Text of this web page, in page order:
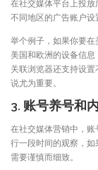
在社交媒体平台上投
不同地区的广告账户设
举个例子，如果你要
美国和欧洲的设备信
关联浏览器还支持设
说尤为重要。
3. 账号养号和
在社交媒体营销中，
行一段时间的观察，
需要谨慎而细致。